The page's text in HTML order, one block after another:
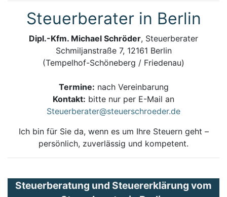
Steuerberater in Berlin
Dipl.-Kfm. Michael Schröder, Steuerberater
Schmiljanstraße 7, 12161 Berlin
(Tempelhof-Schöneberg / Friedenau)
Termine: nach Vereinbarung
Kontakt: bitte nur per E-Mail an
Steuerberater@steuerschroeder.de
Ich bin für Sie da, wenn es um Ihre Steuern geht –
persönlich, zuverlässig und kompetent.
Steuerberatung und Steuererklärung vom